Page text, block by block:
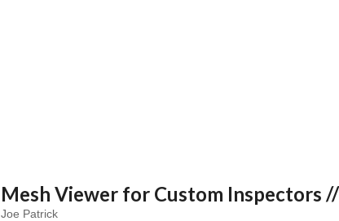
Mesh Viewer for Custom Inspectors
Joe Patrick